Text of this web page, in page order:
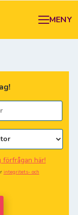
MENY
förfrågan här!
integritets- och